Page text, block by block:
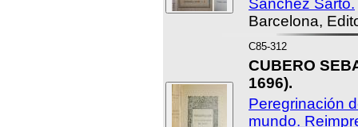
Sánchez Sarto.
Barcelona,
C85-312
CUBERO
1696).
Peregrinación
mundo.